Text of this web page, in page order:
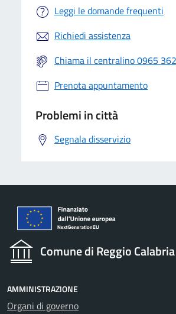
Leggi le domande frequenti
Richiedi assistenza
Chiama il centralino 0965
Prenota appuntamento
Problemi in città
Segnala disservizio
Comune di Reggio Calabria
AMMINISTRAZIONE
Organi di governo